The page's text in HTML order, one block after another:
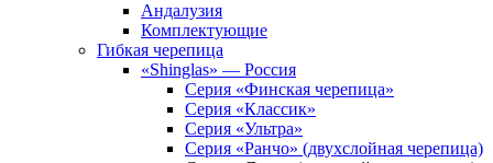
Андалузия
Комплектующие
Гибкая черепица
«Shinglas» — Россия
Серия «Финская черепица»
Серия «Классик»
Серия «Ультра»
Серия «Ранчо» (двухслойная черепица)